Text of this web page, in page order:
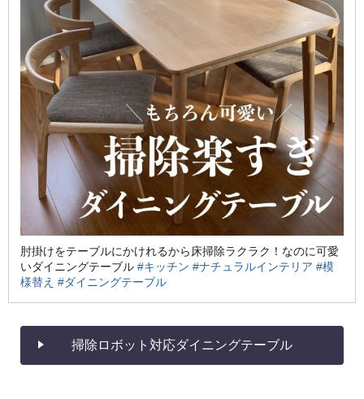
肘掛けをテーブルにかけれるから床掃除ラクラク！なのに可愛
いダイニングテーブル #キッチン #ナチュラルインテリア #模
様替え #ダイニングテーブル
掃除ロボット対応ダイニングテーブル